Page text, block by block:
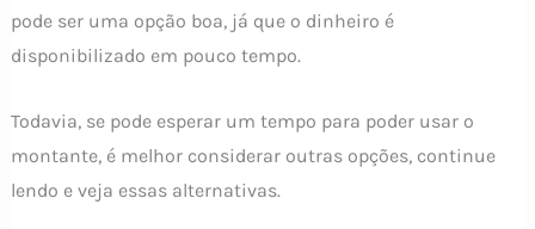
pode ser uma opção boa, já que o dinheiro é
disponibilizado em pouco tempo.
Todavia, se pode esperar um tempo para poder usar o
montante, é melhor considerar outras opções, continue
lendo e veja essas alternativas.